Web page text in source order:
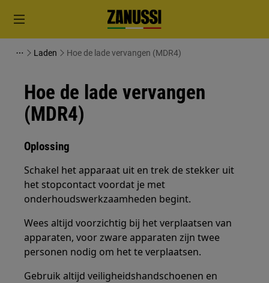
Laden Hoe de lade vervangen (MDR4)
Hoe de lade vervangen
(MDR4)
Oplossing
Schakel het apparaat uit en trek de stekker uit
het stopcontact voordat je met
onderhoudswerkzaamheden begint.
Wees altijd voorzichtig bij het verplaatsen van
apparaten, voor zware apparaten zijn twee
personen nodig om het te verplaatsen.
Gebruik altijd veiligheidshandschoenen en